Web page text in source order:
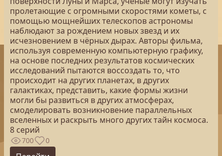
пролетающие с огромными скоростями кометы, с
помощью мощнейших телескопов астрономы
наблюдают за рождением новых звезд и их
исчезновением в чёрных дырах. Авторы фильма,
используя современную компьютерную графику,
на основе последних результатов космических
исследований пытаются воссоздать то, что
происходит на других планетах, в других
галактиках, представить, какие формы жизни
могли бы развиться в других атмосферах,
смоделировать возникновение параллельных
вселенных и раскрыть много других тайн космоса.
8 серий
700 0